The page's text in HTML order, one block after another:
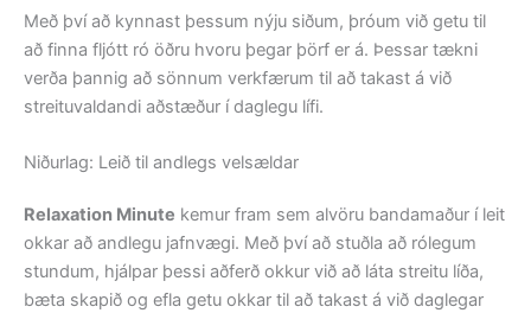
Með því að kynnast þessum nýju siðum, þróum við getu til
að finna fljótt ró öðru hvoru þegar þörf er á. Þessar tækni
verða þannig að sönnum verkfærum til að takast á við
streituvaldandi aðstæður í daglegu lífi.
Niðurlag: Leið til andlegs velsældar
Relaxation Minute kemur fram sem alvöru bandamaður í leit
okkar að andlegu jafnvægi. Með því að stuðla að rólegum
stundum, hjálpar þessi aðferð okkur við að láta streitu líða,
bæta skapið og efla getu okkar til að takast á við daglegar